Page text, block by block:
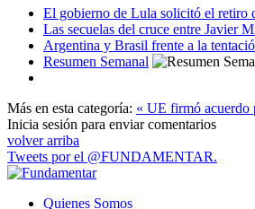
El gobierno de Lula solicitó el retiro
Las secuelas del cruce entre Javier
Argentina y Brasil frente a la
Resumen Semanal
Más en esta categoría: « UE firmó acuerdo
Inicia sesión para enviar comentarios
volver arriba
Tweets por el @FUNDAMENTAR.
Quienes Somos